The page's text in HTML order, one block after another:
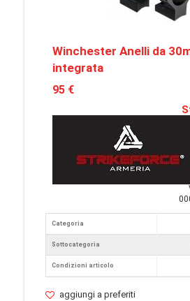
Winchester Anelli da
integrata
95 €
Categoria
Sottocategoria
Condizioni articolo
aggiungi a preferiti